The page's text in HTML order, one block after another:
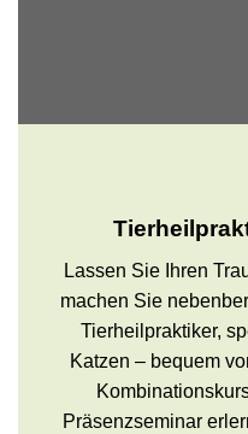
Lassen Sie Ihren
machen Sie
Tierheilpraktiker,
Katzen – bequem
Präsenzseminar